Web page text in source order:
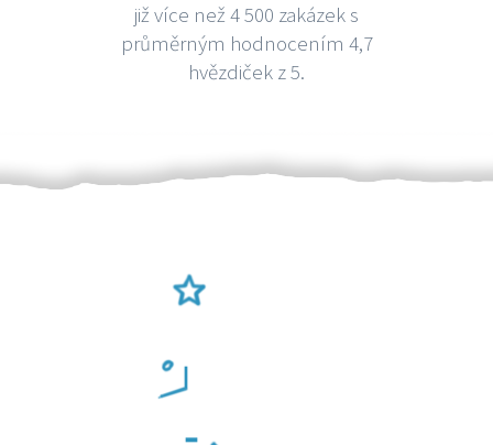
již více než 4 500 zakázek s
průměrným hodnocením 4,7
hvězdiček z 5.